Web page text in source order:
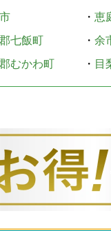
・ 恵
七飯町
・ 余
むかわ町
・ 目